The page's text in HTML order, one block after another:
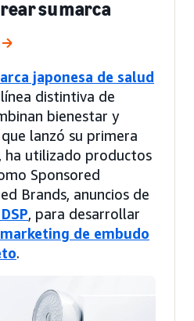
su marca
japonesa de salud
distintiva de
bienestar y
lanzó su primera
ha utilizado productos
Sponsored
Brands, anuncios de
, para desarrollar
marketing de embudo
.